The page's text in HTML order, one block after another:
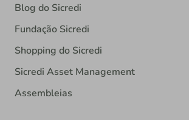
Blog do Sicredi
Fundação Sicredi
Shopping do Sicredi
Sicredi Asset Management
Assembleias